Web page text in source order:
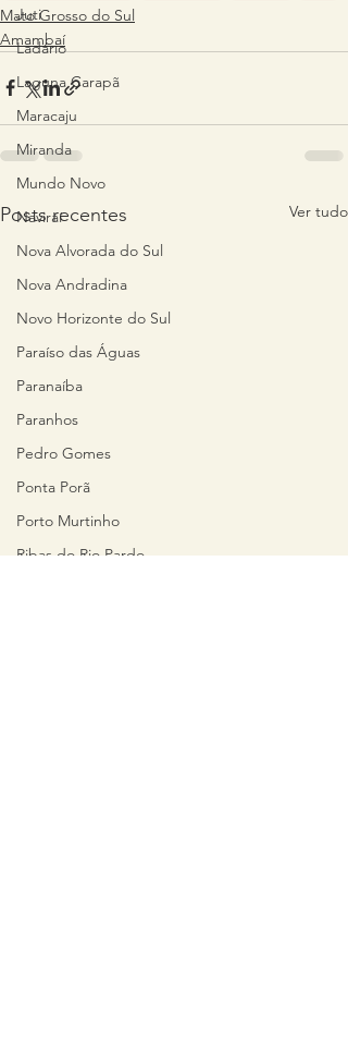
Juti
Ladário
Laguna Carapã
Maracaju
Miranda
Mundo Novo
Naviraí
Nova Alvorada do Sul
Nova Andradina
Novo Horizonte do Sul
Paraíso das Águas
Paranaíba
Paranhos
Pedro Gomes
Ponta Porã
Porto Murtinho
Ribas do Rio Pardo
Mato Grosso do Sul
Amambaí
Posts recentes Ver tudo